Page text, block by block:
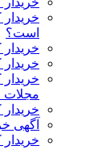
است؟
مجلات
آگهی